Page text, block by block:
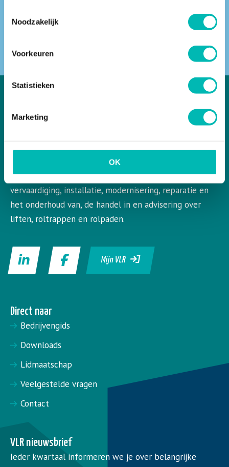
Noodzakelijk
Voorkeuren
Statistieken
Marketing
OK
VLR is de Nederlandse vereniging voor liften en
roltrappen. VLR behartigt de belangen van de gehele
bedrijfstak en aangesloten leden op het gebied van de
vervaardiging, installatie, modernisering, reparatie en
het onderhoud van, de handel in en advisering over
liften, roltrappen en rolpaden.
Mijn VLR
Direct naar
Bedrijvengids
Downloads
Lidmaatschap
Veelgestelde vragen
Contact
VLR nieuwsbrief
Ieder kwartaal informeren we je over belangrijke